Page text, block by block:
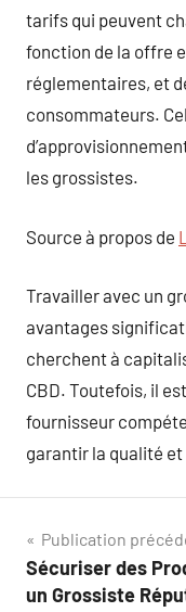
tarifs qui peuvent
fonction de la offre
réglementaires, et
consommateurs.
les grossistes.
Source à propos de
Travailler avec un
avantages
cherchent à
CBD. Toutefois, il
fournisseur
garantir la qualité
Navigation
de
Publication
Sécuriser des
un Grossiste